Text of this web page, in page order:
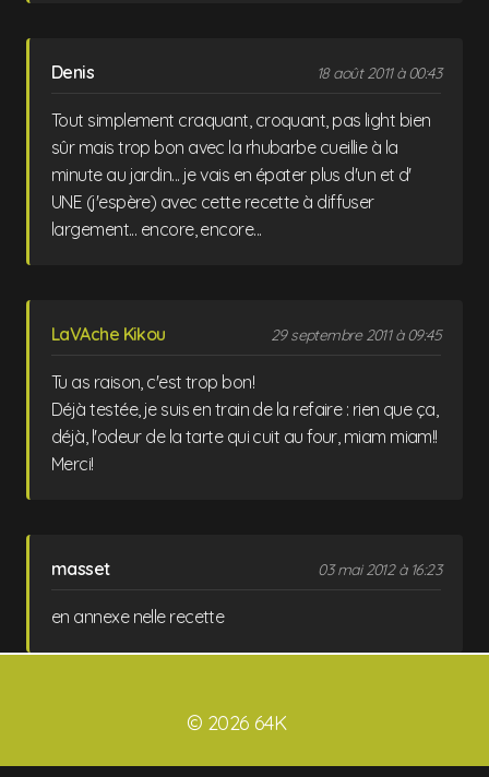
Denis 18 août 2011 à 00:43
Tout simplement craquant, croquant, pas light bien
sûr mais trop bon avec la rhubarbe cueillie à la
minute au jardin... je vais en épater plus d'un et d'
UNE (j'espère) avec cette recette à diffuser
largement... encore, encore...
LaVAche Kikou 29 septembre 2011 à 09:45
Tu as raison, c'est trop bon!
Déjà testée, je suis en train de la refaire : rien que ça,
déjà, l'odeur de la tarte qui cuit au four, miam miam!!
Merci!
masset 03 mai 2012 à 16:23
en annexe nelle recette
© 2026 64K